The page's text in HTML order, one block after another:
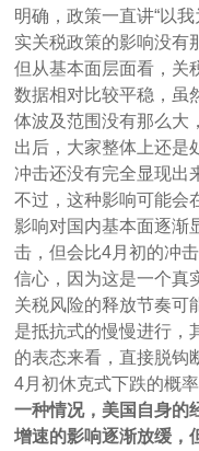
明确，政策一直讲“以
实关税政策的影响没有
但从基本面层面看，关
数据相对比较平稳，虽
体波及范围没有那么大
出后，大家整体上还是
冲击还没有完全显现出
不过，这种影响可能会
影响对国内基本面逐渐
击，但会比4月初的冲
信心，因为这是一个真
关税风险的释放节奏可
是抵抗式的慢慢进行，
的表态来看，直接脱钩
4月初休克式下跌的概率
一种情况，美国自身的
增速的影响逐渐放缓，